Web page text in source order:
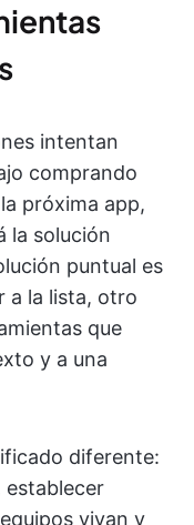
intentan
comprando
próxima app,
la solución
puntual es
a la lista, otro
que
y a una
diferente:
establecer
vivan y